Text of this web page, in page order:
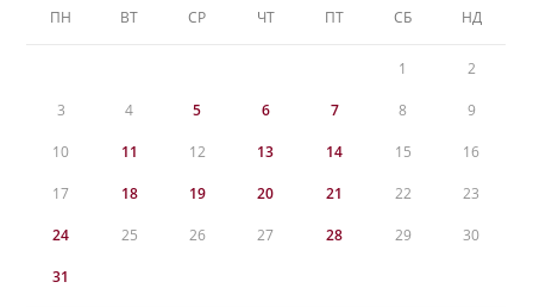
ПН ВТ СР ЧТ ПТ СБ НД
1 2
3 4 5 6 7 8 9
10 11 12 13 14 15 16
17 18 19 20 21 22 23
24 25 26 27 28 29 30
31